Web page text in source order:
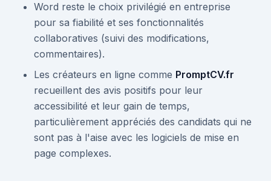
Word reste le choix privilégié en entreprise
pour sa fiabilité et ses fonctionnalités
collaboratives (suivi des modifications,
commentaires).
Les créateurs en ligne comme PromptCV.fr
recueillent des avis positifs pour leur
accessibilité et leur gain de temps,
particulièrement appréciés des candidats qui ne
sont pas à l'aise avec les logiciels de mise en
page complexes.